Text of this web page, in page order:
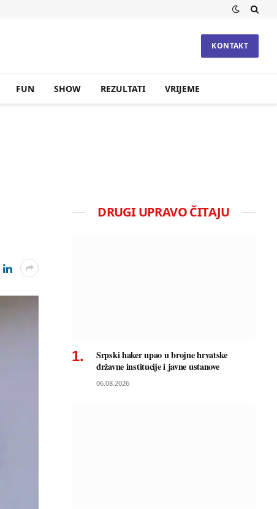
KONTAKT
FUN SHOW REZULTATI VRIJEME
DRUGI UPRAVO ČITAJU
Srpski haker upao u brojne hrvatske
državne institucije i javne ustanove
06.08.2026